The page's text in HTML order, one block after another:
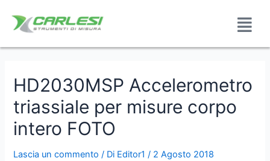
HD2030MSP Accelerometro
triassiale per misure corpo
intero FOTO
Lascia un commento / Di Editor1 / 2 Agosto 2018